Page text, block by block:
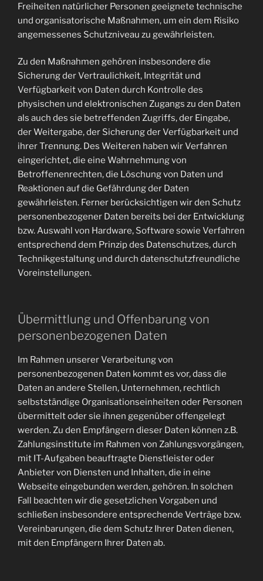
Freiheiten natürlicher Personen geeignete technische
und organisatorische Maßnahmen, um ein dem Risiko
angemessenes Schutzniveau zu gewährleisten.
Zu den Maßnahmen gehören insbesondere die
Sicherung der Vertraulichkeit, Integrität und
Verfügbarkeit von Daten durch Kontrolle des
physischen und elektronischen Zugangs zu den Daten
als auch des sie betreffenden Zugriffs, der Eingabe,
der Weitergabe, der Sicherung der Verfügbarkeit und
ihrer Trennung. Des Weiteren haben wir Verfahren
eingerichtet, die eine Wahrnehmung von
Betroffenenrechten, die Löschung von Daten und
Reaktionen auf die Gefährdung der Daten
gewährleisten. Ferner berücksichtigen wir den Schutz
personenbezogener Daten bereits bei der Entwicklung
bzw. Auswahl von Hardware, Software sowie Verfahren
entsprechend dem Prinzip des Datenschutzes, durch
Technikgestaltung und durch datenschutzfreundliche
Voreinstellungen.
Übermittlung und Offenbarung von
personenbezogenen Daten
Im Rahmen unserer Verarbeitung von
personenbezogenen Daten kommt es vor, dass die
Daten an andere Stellen, Unternehmen, rechtlich
selbstständige Organisationseinheiten oder Personen
übermittelt oder sie ihnen gegenüber offengelegt
werden. Zu den Empfängern dieser Daten können z.B.
Zahlungsinstitute im Rahmen von Zahlungsvorgängen,
mit IT-Aufgaben beauftragte Dienstleister oder
Anbieter von Diensten und Inhalten, die in eine
Webseite eingebunden werden, gehören. In solchen
Fall beachten wir die gesetzlichen Vorgaben und
schließen insbesondere entsprechende Verträge bzw.
Vereinbarungen, die dem Schutz Ihrer Daten dienen,
mit den Empfängern Ihrer Daten ab.